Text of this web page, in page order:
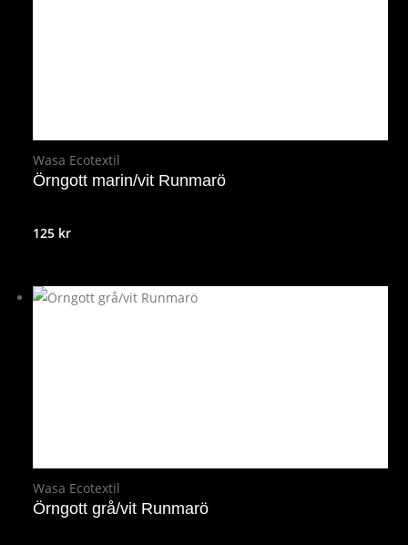
Wasa Ecotextil
Örngott marin/vit Runmarö
125 kr
Wasa Ecotextil
Örngott grå/vit Runmarö